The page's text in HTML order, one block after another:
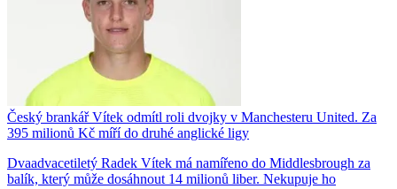
Český brankář Vítek odmítl roli dvojky v Manchesteru United. Za
395 milionů Kč míří do druhé anglické ligy
Dvaadvacetiletý Radek Vítek má namířeno do Middlesbrough za
balík, který může dosáhnout 14 milionů liber. Nekupuje ho